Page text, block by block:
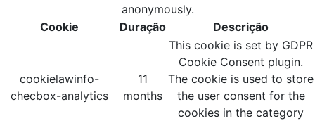
anonymously.
Cookie
Duração Descrição
cookielawinfo-
checbox-analytics
11
months
This cookie is set by GDPR
Cookie Consent plugin.
The cookie is used to store
the user consent for the
cookies in the category